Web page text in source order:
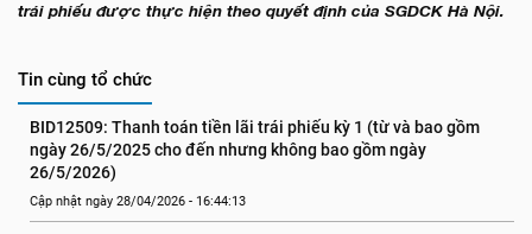
trái phiếu được thực hiện theo quyết định của SGDCK Hà Nội.
Tin cùng tổ chức
BID12509: Thanh toán tiền lãi trái phiếu kỳ 1 (từ và bao gồm
ngày 26/5/2025 cho đến nhưng không bao gồm ngày
26/5/2026)
Cập nhật ngày 28/04/2026 - 16:44:13